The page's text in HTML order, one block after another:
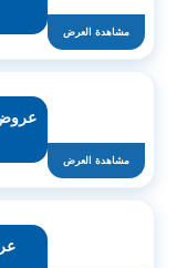
مشاهدة العرض
مشاهدة العرض
عروض